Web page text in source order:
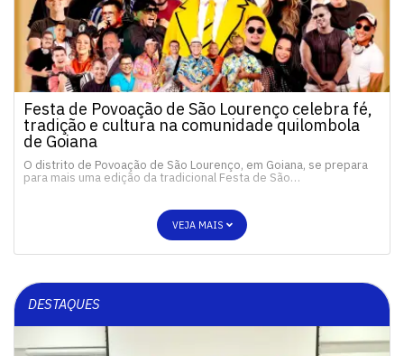
Festa de Povoação de São Lourenço celebra fé,
tradição e cultura na comunidade quilombola
de Goiana
O distrito de Povoação de São Lourenço, em Goiana, se prepara
para mais uma edição da tradicional Festa de São…
VEJA MAIS
DESTAQUES